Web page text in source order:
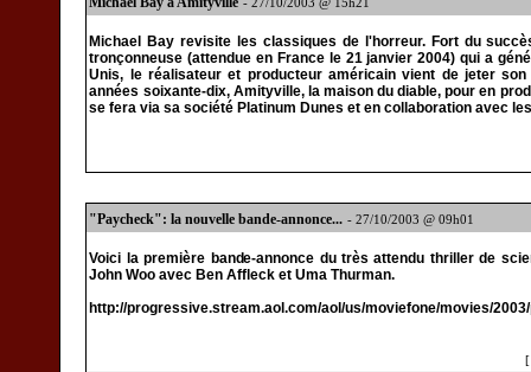
- 27/10/2003 @ 15h21
Michael Bay revisite les classiques de l'horreur. Fort du
tronçonneuse (attendue en France le 21 janvier 2004) qui a
Unis, le réalisateur et producteur américain vient de jeter
années soixante-dix, Amityville, la maison du diable, pour en
se fera via sa société Platinum Dunes et en collaboration avec
"Paycheck": la nouvelle bande-annonce... - 27/10/2003 @ 09h01
Voici la première bande-annonce du très attendu thriller de
John Woo avec Ben Affleck et Uma Thurman.
http://progressive.stream.aol.com/aol/us/moviefone/movies/